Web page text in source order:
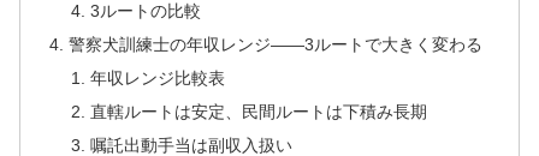
3ルートの比較
警察犬訓練士の年収レンジ——3ルートで大きく変わる
年収レンジ比較表
直轄ルートは安定、民間ルートは下積み長期
嘱託出動手当は副収入扱い